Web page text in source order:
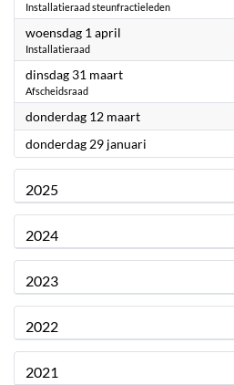
Installatieraad steunfractieleden
woensdag 1 april
Installatieraad
dinsdag 31 maart2026
Afscheidsraad
donderdag 12 maart2026
donderdag 29 januari
2025
2024
2023
2022
2021